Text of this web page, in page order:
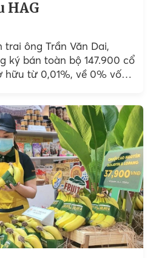
HAG
trai ông Trần Văn Dai,
ký bán toàn bộ 147.900 cổ
hữu từ 0,01%, về 0% vốn